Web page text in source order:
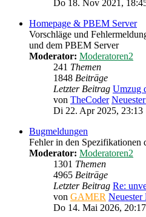
Do 18. Nov 2021,
Homepage & PBEM Server
Vorschläge und
und dem PBEM Server
Moderator: Moderatoren2
241 Themen
1848 Beiträge
Letzter Beitrag Umzug
von TheCoder
Di 22. Apr 2025, 23:13
Bugmeldungen
Fehler in den Spezifikationen
Moderator: Moderatoren2
1301 Themen
4965 Beiträge
Letzter Beitrag Re:
von GAMER Neuester
Do 14. Mai 2026, 20:17